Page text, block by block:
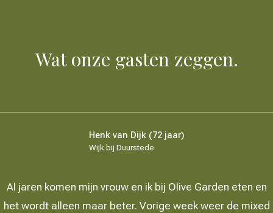
Wat onze gasten zeggen.
Henk van Dijk (72 jaar)
Wijk bij Duurstede
Al jaren komen mijn vrouw en ik bij Olive Garden eten en
het wordt alleen maar beter. Vorige week weer de mixed